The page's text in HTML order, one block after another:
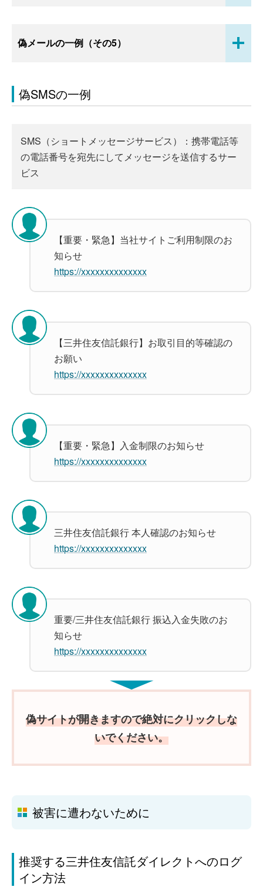
偽メールの一例（その5）
開
く
偽SMSの一例
SMS（ショートメッセージサービス）：携帯電話等
の電話番号を宛先にしてメッセージを送信するサー
ビス
【重要・緊急】当社サイトご利用制限のお
知らせ
https://xxxxxxxxxxxxxx
【三井住友信託銀行】お取引目的等確認の
お願い
https://xxxxxxxxxxxxxx
【重要・緊急】入金制限のお知らせ
https://xxxxxxxxxxxxxx
三井住友信託銀行 本人確認のお知らせ
https://xxxxxxxxxxxxxx
重要/三井住友信託銀行 振込入金失敗のお
知らせ
https://xxxxxxxxxxxxxx
偽サイトが開きますので絶対にクリックしな
いでください。
被害に遭わないために
推奨する三井住友信託ダイレクトへのログ
イン方法